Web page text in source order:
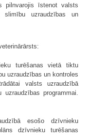
pilnvarojis īstenot valsts
slimību uzraudzības un
turēšanas vietā tiktu
uzraudzības un kontroles
valsts uzraudzībā
programmai.
esošo dzīvnieku
dzīvnieku turēšanas